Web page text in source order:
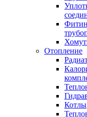
Отопление
Котлы